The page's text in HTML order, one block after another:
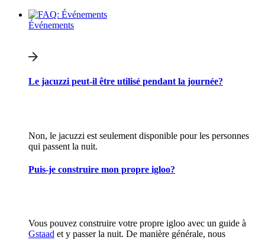
Événements
Le jacuzzi peut-il être utilisé pendant la journée?
Non, le jacuzzi est seulement disponible pour les personnes
qui passent la nuit.
Puis-je construire mon propre igloo?
Vous pouvez construire votre propre igloo avec un guide à
Gstaad et y passer la nuit. De manière générale, nous